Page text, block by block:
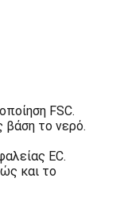
FSC.
το νερό.
EC.
και το